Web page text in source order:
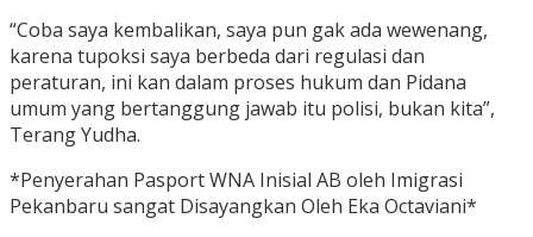
“Coba saya kembalikan, saya pun gak ada wewenang,
karena tupoksi saya berbeda dari regulasi dan
peraturan, ini kan dalam proses hukum dan Pidana
umum yang bertanggung jawab itu polisi, bukan kita”,
Terang Yudha.
*Penyerahan Pasport WNA Inisial AB oleh Imigrasi
Pekanbaru sangat Disayangkan Oleh Eka Octaviani*